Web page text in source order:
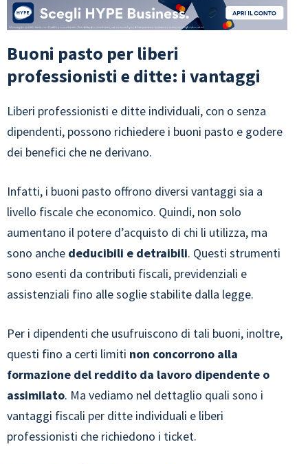
Buoni pasto per liberi
professionisti e ditte: i vantaggi
Liberi professionisti e ditte individuali, con o senza
dipendenti, possono richiedere i buoni pasto e godere
dei benefici che ne derivano.
Infatti, i buoni pasto offrono diversi vantaggi sia a
livello fiscale che economico. Quindi, non solo
aumentano il potere d’acquisto di chi li utilizza, ma
sono anche deducibili e detraibili. Questi strumenti
sono esenti da contributi fiscali, previdenziali e
assistenziali fino alle soglie stabilite dalla legge.
Per i dipendenti che usufruiscono di tali buoni, inoltre,
questi fino a certi limiti non concorrono alla
formazione del reddito da lavoro dipendente o
assimilato. Ma vediamo nel dettaglio quali sono i
vantaggi fiscali per ditte individuali e liberi
professionisti che richiedono i ticket.